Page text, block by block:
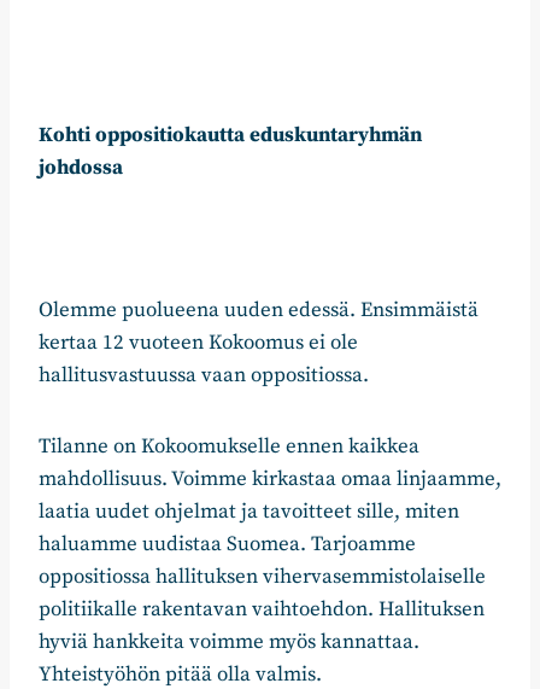
Kohti oppositiokautta eduskuntaryhmän
johdossa
Olemme puolueena uuden edessä. Ensimmäistä
kertaa 12 vuoteen Kokoomus ei ole
hallitusvastuussa vaan oppositiossa.
Tilanne on Kokoomukselle ennen kaikkea
mahdollisuus. Voimme kirkastaa omaa linjaamme,
laatia uudet ohjelmat ja tavoitteet sille, miten
haluamme uudistaa Suomea. Tarjoamme
oppositiossa hallituksen vihervasemmistolaiselle
politiikalle rakentavan vaihtoehdon. Hallituksen
hyviä hankkeita voimme myös kannattaa.
Yhteistyöhön pitää olla valmis.